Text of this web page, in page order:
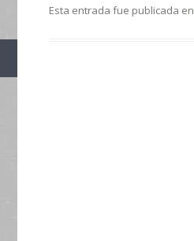
Esta entrada fue publicada en